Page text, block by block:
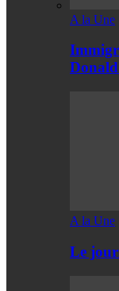
A la Une
A la Une
Le